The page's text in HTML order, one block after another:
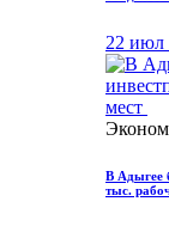
22 июл
В Адыгее
тыс.